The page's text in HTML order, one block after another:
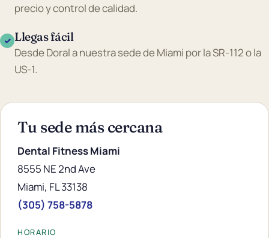
precio y control de calidad.
✓ Llegas fácil
Desde Doral a nuestra sede de Miami por la SR-112 o la
US-1.
Tu sede más cercana
Dental Fitness Miami
8555 NE 2nd Ave
Miami, FL 33138
(305) 758-5878
HORARIO